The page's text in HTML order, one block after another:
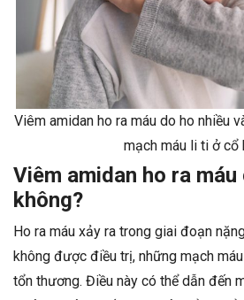
Viêm amidan ho ra máu do ho nhiều
mạch máu li ti ở cổ
Viêm amidan ho ra
không?
Ho ra máu xảy ra trong giai đoạn
không được điều trị, những mạch
tổn thương. Điều này có thể dẫn đến